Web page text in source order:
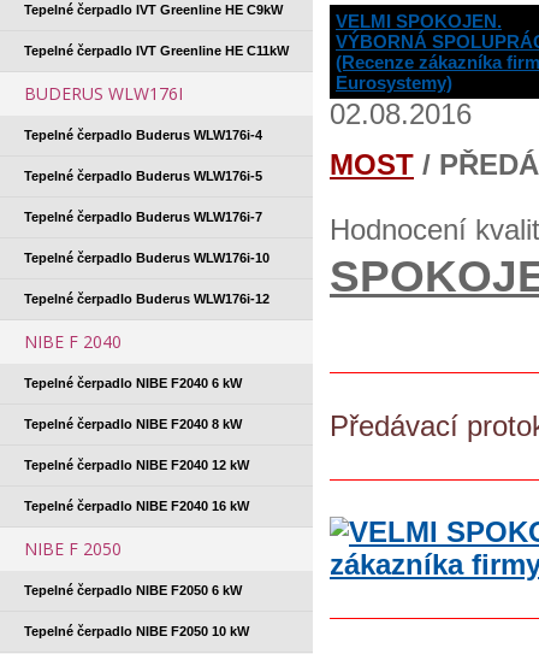
Tepelné čerpadlo IVT Greenline HE C9kW
Tepelné čerpadlo IVT Greenline HE C11kW
BUDERUS WLW176I
Tepelné čerpadlo Buderus WLW176i-4
Tepelné čerpadlo Buderus WLW176i-5
Tepelné čerpadlo Buderus WLW176i-7
Tepelné čerpadlo Buderus WLW176i-10
Tepelné čerpadlo Buderus WLW176i-12
NIBE F 2040
Tepelné čerpadlo NIBE F2040 6 kW
Tepelné čerpadlo NIBE F2040 8 kW
Tepelné čerpadlo NIBE F2040 12 kW
Tepelné čerpadlo NIBE F2040 16 kW
NIBE F 2050
Tepelné čerpadlo NIBE F2050 6 kW
Tepelné čerpadlo NIBE F2050 10 kW
VELMI SPOKOJEN.
VÝBORNÁ
(Recenze zákazníka
Eurosystemy)
02.08.2016
MOST /
Hodnocení
Předávací